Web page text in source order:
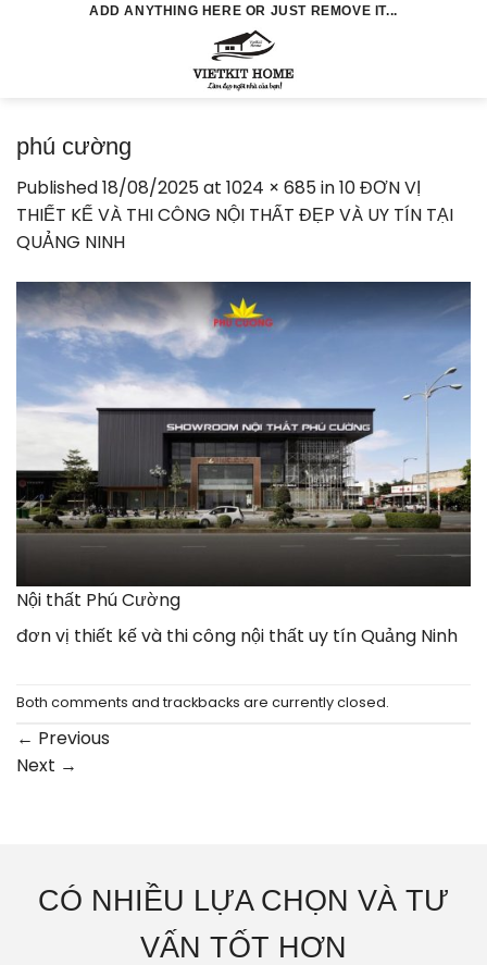
ADD ANYTHING HERE OR JUST REMOVE IT...
phú cường
Published18/08/2025at 1024 × 685in10 ĐƠN VỊ
THIẾT KẾ VÀ THI CÔNG NỘI THẤT ĐẸP VÀ UY TÍN TẠI
QUẢNG NINH
Nội thất Phú Cường
đơn vị thiết kế và thi công nội thất uy tín Quảng Ninh
Both comments and trackbacks are currently closed.
← Previous
Next →
CÓ NHIỀU LỰA CHỌN VÀ TƯ
VẤN TỐT HƠN